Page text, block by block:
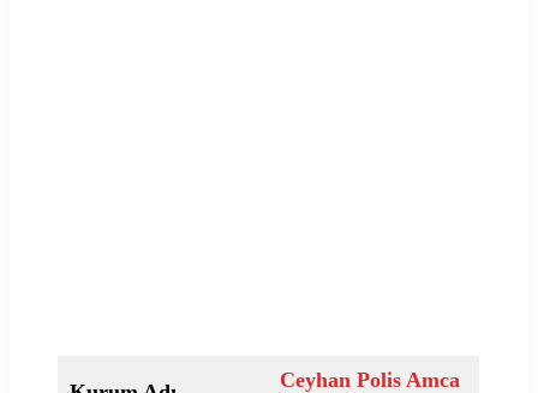
Ceyhan Polis Amca